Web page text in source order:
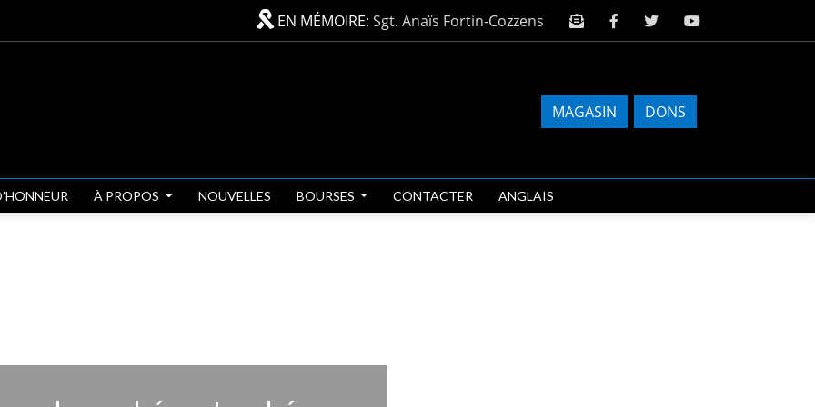
EN MÉMOIRE: Sgt. Anaïs Fortin-Cozzens
MAGASIN DONS
À PROPOS NOUVELLES BOURSES CONTACTER ANGLAIS